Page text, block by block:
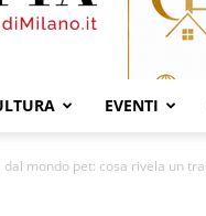
EVENTI
dal mondo pet: cosa rivela un